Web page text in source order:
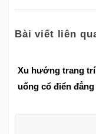
Bài viết liên
Xu hướng trang
uống cổ điển đẳng